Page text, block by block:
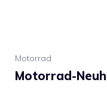
Motorrad
Motorrad-